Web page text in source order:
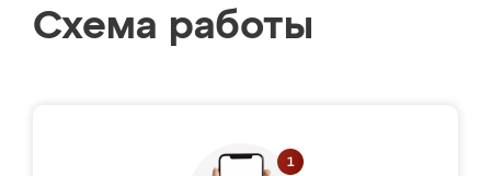
Схема работы